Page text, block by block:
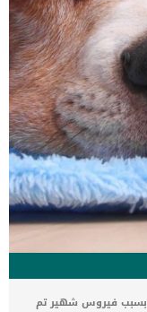
بسبب فيروس شهير تم